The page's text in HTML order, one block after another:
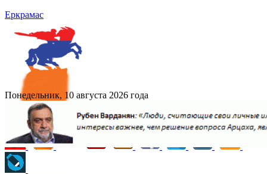
Еркрамас
Понедельник, 10 августа 2026 года